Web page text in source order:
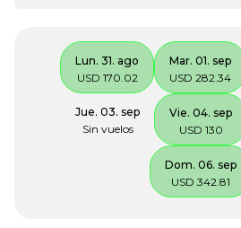
Lun. 31. ago
USD 170.02
Mar. 01. sep
USD 282.34
Jue. 03. sep
Sin vuelos
Vie. 04. sep
USD 130
Dom. 06. sep
USD 342.81